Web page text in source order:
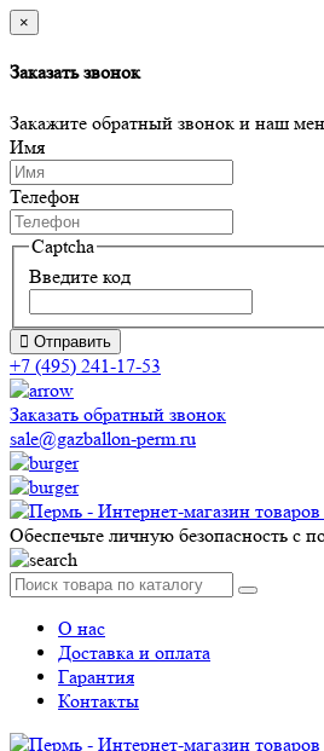
×
Заказать звонок
Закажите обратный звонок и наш
Имя
Телефон
Captcha
Введите код
Отправить
+7 (495) 241-17-53
Заказать обратный звонок
sale@gazballon-perm.ru
Обеспечьте личную безопасность с
О нас
Доставка и оплата
Гарантия
Контакты